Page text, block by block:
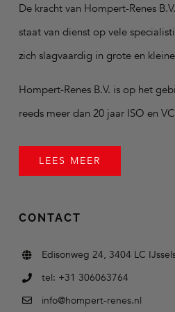
De kracht van Hompert-Renes
staat van dienst op vele
zich slagvaardig in grote en
Hompert-Renes B.V. is op het
reeds meer dan 20 jaar ISO en
LEES MEER
CONTACT
Edisonweg 24, 3404 LC
tel: +31 306063764
info@hompert-renes.nl